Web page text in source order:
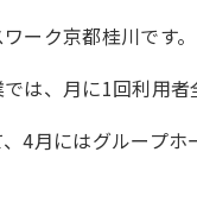
ーク京都桂川です。
は、月に1回利用者
、4月にはグループ